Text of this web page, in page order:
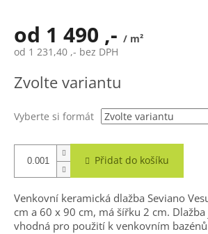
od 1 490 ,- / m²
od 1 231,40 ,- bez DPH
cena:
Zvolte variantu
Vyberte si formát
Přidat do košíku
Venkovní keramická dlažba Seviano
cm a 60 x 90 cm, má šířku 2 cm.
vhodná pro použití k venkovním